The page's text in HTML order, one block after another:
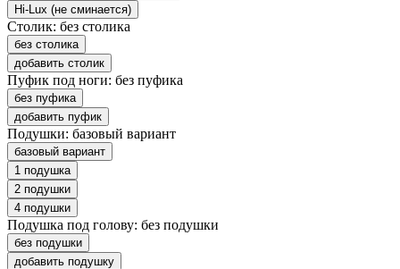
Hi-Lux (не сминается)
Столик: без столика
без столика
добавить столик
Пуфик под ноги: без пуфика
без пуфика
добавить пуфик
Подушки: базовый вариант
базовый вариант
1 подушка
2 подушки
4 подушки
Подушка под голову: без подушки
без подушки
добавить подушку